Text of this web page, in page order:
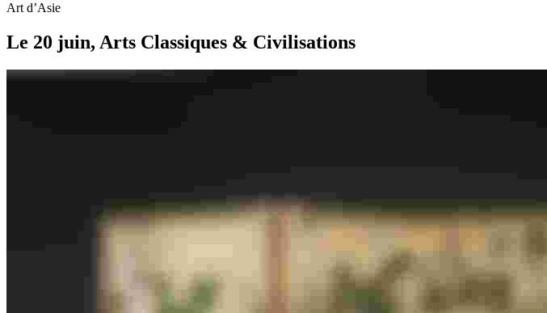
Art d’Asie
Le 20 juin, Arts Classiques & Civilisations